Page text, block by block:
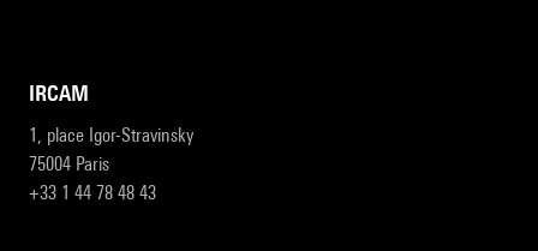
IRCAM
1, place Igor-Stravinsky
75004 Paris
+33 1 44 78 48 43